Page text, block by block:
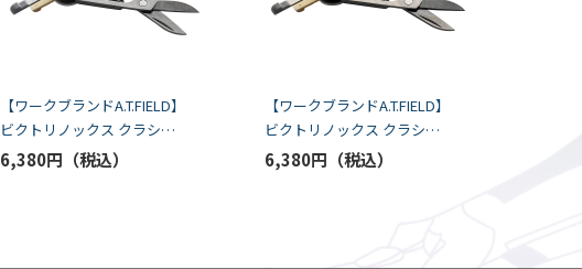
【ワークブランドA.T.FIELD】
ビクトリノックス クラシッ
クSD/EVA-01 エントリープ
ラグVer.（角利産業）
6,380円
【ワークブランドA.T.FIELD】
ビクトリノックス クラシッ
クSD/EVA-02 エントリープ
ラグVer.（角利産業）
6,380円